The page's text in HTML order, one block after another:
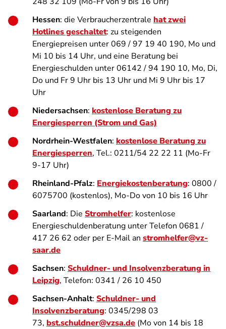
Hessen: die Verbraucherzentrale hat zwei
Hotlines geschaltet: zu steigenden
Energiepreisen unter 069 / 97 19 40 190, Mo und
Mi 10 bis 14 Uhr, und eine Beratung bei
Energieschulden unter 06142 / 94 190 10, Mo, Di,
Do und Fr 9 Uhr bis 13 Uhr und Mi 9 Uhr bis 17
Uhr
Niedersachsen: kostenlose Beratung zu
Energiesperren (Strom und Gas)
Nordrhein-Westfalen: kostenlose Beratung zu
Energiesperren, Tel.: 0211/54 22 22 11 (Mo-Fr
9-17 Uhr)
Rheinland-Pfalz: Energiekostenberatung: 0800 /
6075700 (kostenlos), Mo-Do von 10 bis 16 Uhr
Saarland: Die Stromhelfer: kostenlose
Energieschuldenberatung unter Telefon 0681 /
417 26 62 oder per E-Mail an stromhelfer@vz-
saar.de
Sachsen: Schuldner- und Insolvenzberatung in
Leipzig, Telefon: 0341 / 26 10 450
Sachsen-Anhalt: Schuldner- und
Insolvenzberatung: 0345/298 03
73, bst.schuldner@vzsa.de (Mo von 14 bis 18